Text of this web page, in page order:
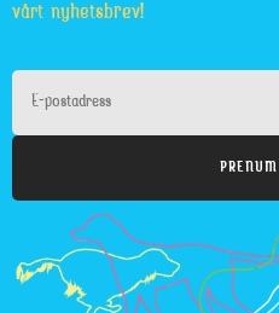
vårt nyhetsbrev!